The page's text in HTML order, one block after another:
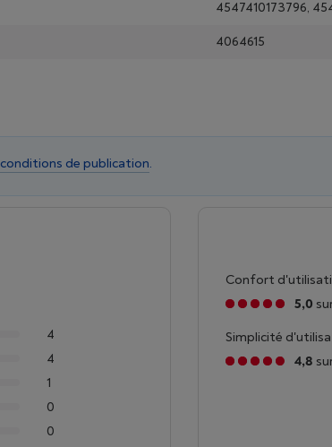
4547410173796,
4064615
conditions de publication.
4
4
1
0
0
Confort
5,0
Simplicité
4,8